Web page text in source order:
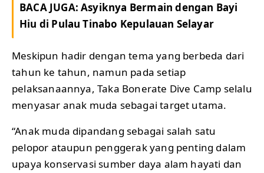
BACA JUGA:Asyiknya Bermain dengan Bayi
Hiu di Pulau Tinabo Kepulauan Selayar
Meskipun hadir dengan tema yang berbeda dari
tahun ke tahun, namun pada setiap
pelaksanaannya, Taka Bonerate Dive Camp selalu
menyasar anak muda sebagai target utama.
“Anak muda dipandang sebagai salah satu
pelopor ataupun penggerak yang penting dalam
upaya konservasi sumber daya alam hayati dan